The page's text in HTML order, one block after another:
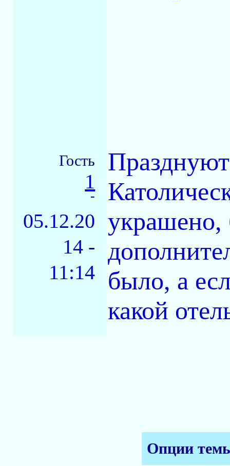
Гость
1
-
05.12.20
14 -
11:14
украшено,
было, а
какой
Опции